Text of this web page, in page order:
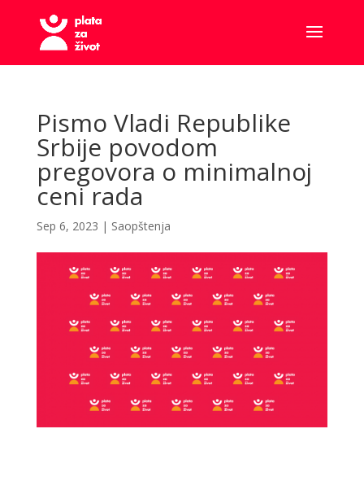
Pismo Vladi Republike
Srbije povodom
pregovora o minimalnoj
ceni rada
Sep 6, 2023 | Saopštenja